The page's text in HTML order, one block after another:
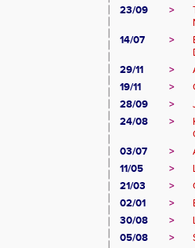
23/09
>
14/07
>
29/11
>
19/11
>
28/09
>
24/08
>
03/07
>
11/05
>
21/03
>
02/01
>
30/08
>
05/08
>